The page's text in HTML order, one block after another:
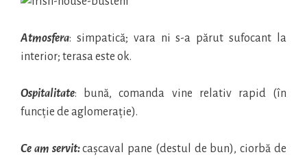
Atmosfera: simpatică; vara ni s-a părut sufocant la
interior; terasa este ok.
Ospitalitate: bună, comanda vine relativ rapid (în
funcție de aglomerație).
Ce am servit:cașcaval pane (destul de bun), ciorbă de